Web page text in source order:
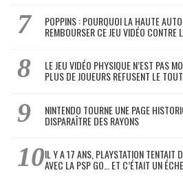
POPPINS : POURQUOI LA HAUTE
REMBOURSER CE JEU VIDÉO CONTRE
LE JEU VIDÉO PHYSIQUE N’EST PAS
PLUS DE JOUEURS REFUSENT LE
NINTENDO TOURNE UNE PAGE
DISPARAÎTRE DES RAYONS
IL Y A 17 ANS, PLAYSTATION TENTAIT
AVEC LA PSP GO… ET C’ÉTAIT UN